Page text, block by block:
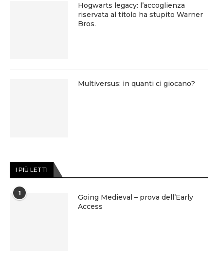
Hogwarts legacy: l’accoglienza
riservata al titolo ha stupito Warner
Bros.
Multiversus: in quanti ci giocano?
I PIÙ LETTI
1
Going Medieval – prova dell’Early
Access